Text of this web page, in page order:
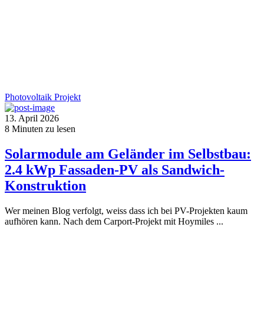
Photovoltaik Projekt
13. April 2026
8 Minuten zu lesen
Solarmodule am Geländer im Selbstbau:
2.4 kWp Fassaden-PV als Sandwich-
Konstruktion
Wer meinen Blog verfolgt, weiss dass ich bei PV-Projekten kaum
aufhören kann. Nach dem Carport-Projekt mit Hoymiles ...